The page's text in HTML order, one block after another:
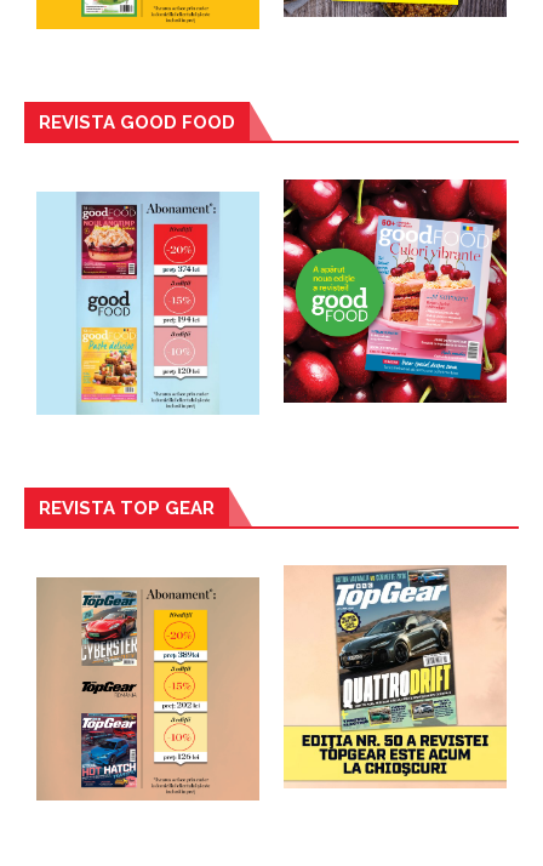
REVISTA GOOD FOOD
REVISTA TOP GEAR